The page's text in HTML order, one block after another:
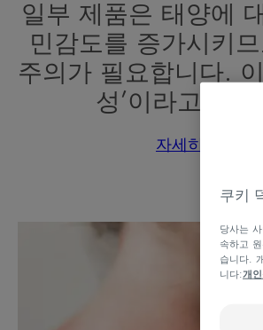
일부 제품은 태양에
민감도를 증가시키
주의가 필요합니다.
성’이라고 합니
자세히 보기
쿠키
당사는
속하고
습니다.
니다:개